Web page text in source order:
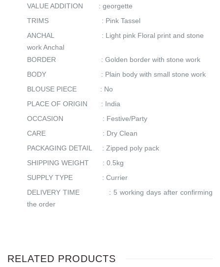
VALUE ADDITION : georgette
TRIMS : Pink Tassel
ANCHAL : Light pink Floral print and stone
work Anchal
BORDER : Golden border with stone work
BODY : Plain body with small stone work
BLOUSE PIECE : No
PLACE OF ORIGIN : India
OCCASION : Festive/Party
CARE : Dry Clean
PACKAGING DETAIL : Zipped poly pack
SHIPPING WEIGHT : 0.5kg
SUPPLY TYPE : Currier
DELIVERY TIME : 5 working days after confirming
the order
RELATED PRODUCTS